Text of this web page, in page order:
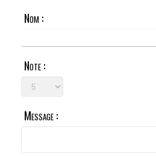
Nom :
Note :
Message :